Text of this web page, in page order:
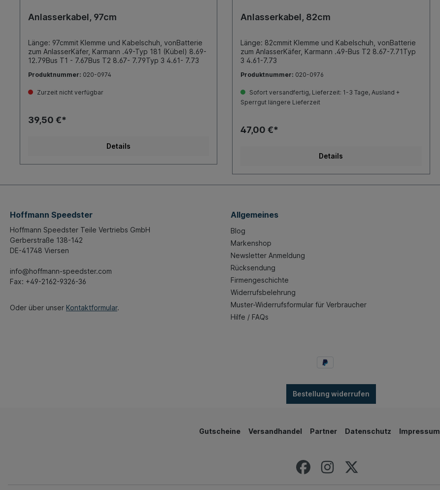
Anlasserkabel, 97cm
Länge: 97cmmit Klemme und Kabelschuh, vonBatterie
zum AnlasserKäfer, Karmann .49-Typ 181 (Kübel) 8.69-
12.79Bus T1 - 7.67Bus T2 8.67- 7.79Typ 3 4.61- 7.73
Produktnummer: 020-0974
Zurzeit nicht verfügbar
39,50 €*
Details
Anlasserkabel, 82cm
Länge: 82cmmit Klemme und Kabelschuh, vonBatterie
zum AnlasserKäfer, Karmann .49-Bus T2 8.67-7.71Typ
3 4.61-7.73
Produktnummer: 020-0976
Sofort versandfertig, Lieferzeit: 1-3 Tage, Ausland +
Sperrgut längere Lieferzeit
47,00 €*
Details
Hoffmann Speedster
Hoffmann Speedster Teile Vertriebs GmbH
Gerberstraße 138-142
DE-41748 Viersen
info@hoffmann-speedster.com
Fax: +49-2162-9326-36
Oder über unser Kontaktformular.
Allgemeines
Blog
Markenshop
Newsletter Anmeldung
Rücksendung
Firmengeschichte
Widerrufsbelehrung
Muster-Widerrufsformular für Verbraucher
Hilfe / FAQs
Bestellung widerrufen
Gutscheine Versandhandel Partner Datenschutz Impressum